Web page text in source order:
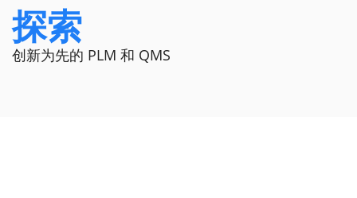
探索
创新为先的 PLM 和 QMS